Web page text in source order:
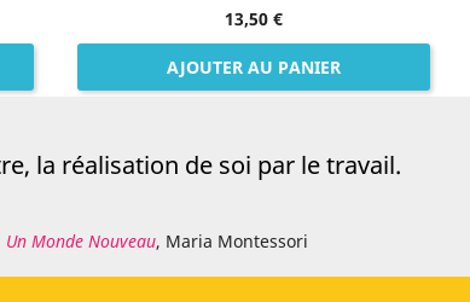
13,50 €
AJOUTER AU PANIER
la réalisation de soi par le travail.
Un Monde Nouveau, Maria Montessori